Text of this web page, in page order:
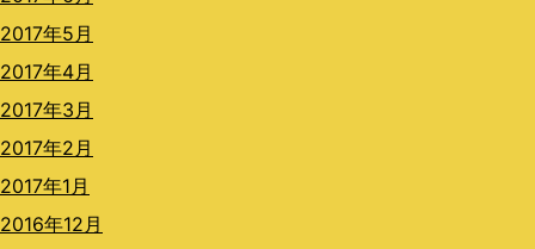
2017年5月
2017年4月
2017年3月
2017年2月
2017年1月
2016年12月